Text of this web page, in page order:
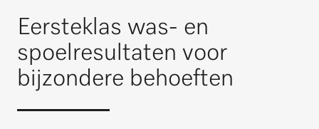
Eersteklas was- en
spoelresultaten voor
bijzondere behoeften